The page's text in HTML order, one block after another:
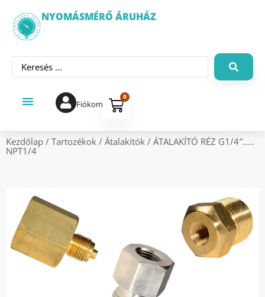
NYOMÁSMÉRŐ ÁRUHÁZ
Fiókom
0
Kezdőlap / Tartozékok / Átalakítók / ÁTALAKÍTÓ RÉZ G1/4″…..
NPT1/4